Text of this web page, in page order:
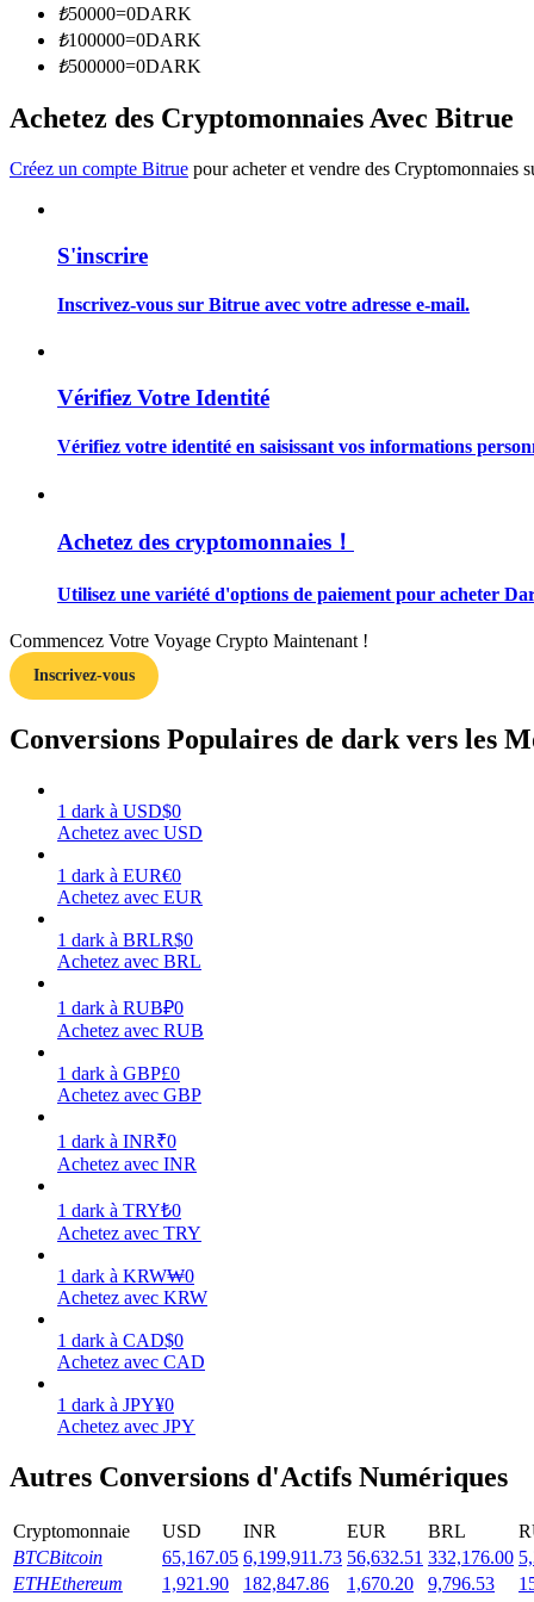
Devenez un trader de copie
Profitez du partage des bénéfices et des commissions de copy
Information
Guide
Stratégies de trading
Apprenez à rester rentable
Gagner
Cochon de puissance
Gagnez quotidiennement des récompenses compétitives
₺50000=0DARK
₺100000=0DARK
₺500000=0DARK
Achetez des Cryptomonnaies Avec Bitrue
Créez un compte Bitrue pour acheter et vendre des Cryptomonnaies
S'inscrire
Inscrivez-vous sur Bitrue avec votre adresse e-mail.
Vérifiez Votre Identité
Vérifiez votre identité en saisissant vos informations
Achetez des cryptomonnaies！
Utilisez une variété d'options de paiement pour acheter
Commencez Votre Voyage Crypto Maintenant !
Inscrivez-vous
Conversions Populaires de dark vers les
1 dark à USD$0
Achetez avec USD
1 dark à EUR€0
Achetez avec EUR
1 dark à BRLR$0
Achetez avec BRL
1 dark à RUB₽0
Achetez avec RUB
1 dark à GBP£0
Achetez avec GBP
1 dark à INR₹0
Achetez avec INR
1 dark à TRY₺0
Achetez avec TRY
1 dark à KRW₩0
Achetez avec KRW
1 dark à CAD$0
Achetez avec CAD
1 dark à JPY¥0
Achetez avec JPY
Autres Conversions d'Actifs Numériques
Cryptomonnaie USD INR EUR BRL
BTCBitcoin 65,167.05 6,199,911.73 56,632.51 332,176.00
ETHEthereum 1,921.90 182,847.86 1,670.20 9,796.53